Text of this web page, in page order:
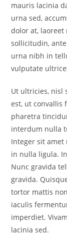
mauris lacinia
urna sed,
dolor at,
sollicitudin,
urna nibh in
vulputate
Ut ultricies, nisl
est, ut convallis
pharetra
interdum nulla
Integer sit
in nulla ligula.
Nunc gravida
gravida.
tortor mattis
iaculis
imperdiet.
lacinia sed.